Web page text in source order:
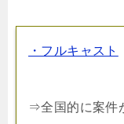
・フルキャスト
⇒全国的に案件